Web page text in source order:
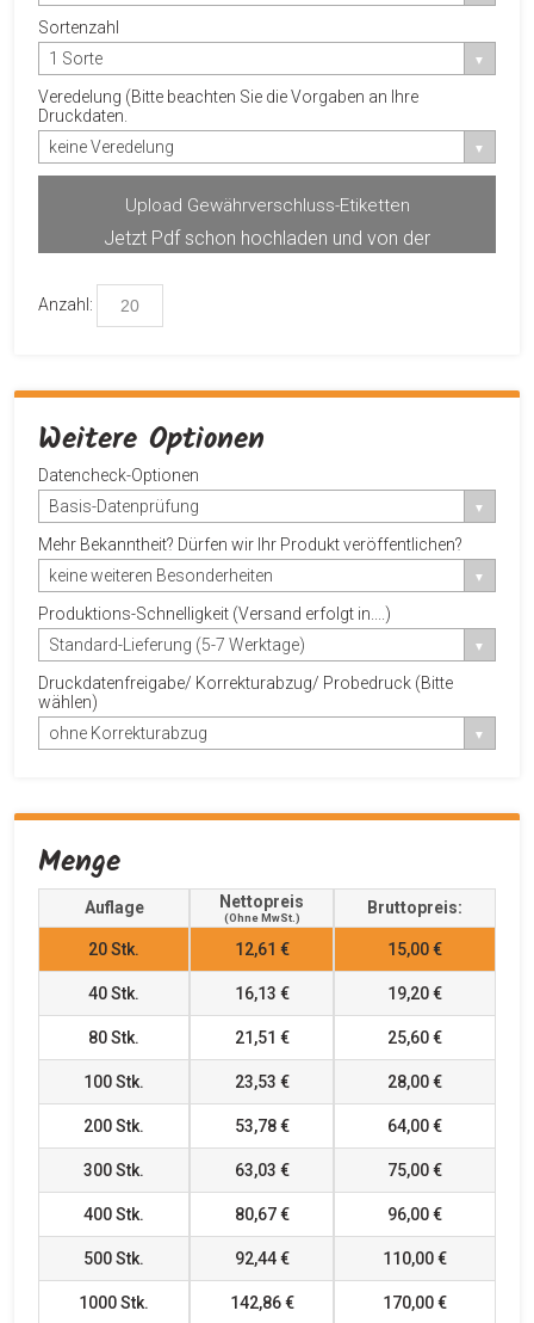
Sortenzahl
1 Sorte
Veredelung (Bitte beachten Sie die Vorgaben an Ihre
Druckdaten.
keine Veredelung
Upload Gewährverschluss-Etiketten
Jetzt Pdf schon hochladen und von der
Anzahl:
Weitere Optionen
Datencheck-Optionen
Basis-Datenprüfung
Mehr Bekanntheit? Dürfen wir Ihr Produkt veröffentlichen?
keine weiteren Besonderheiten
Produktions-Schnelligkeit (Versand erfolgt in....)
Standard-Lieferung (5-7 Werktage)
Druckdatenfreigabe/ Korrekturabzug/ Probedruck (Bitte
wählen)
ohne Korrekturabzug
Menge
Auflage Nettopreis
(ohne MwSt.)
Bruttopreis:
20Stk. 12,61 € 15,00 €
40Stk. 16,13 € 19,20 €
80Stk. 21,51 € 25,60 €
100Stk. 23,53 € 28,00 €
200Stk. 53,78 € 64,00 €
300Stk. 63,03 € 75,00 €
400Stk. 80,67 € 96,00 €
500Stk. 92,44 € 110,00 €
1000Stk. 142,86 € 170,00 €